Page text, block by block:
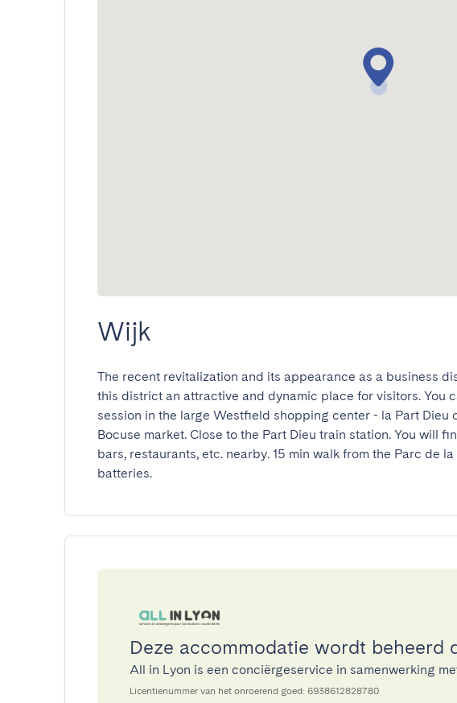
Wijk
The recent revitalization and its appearance as a business
this district an attractive and dynamic place for visitors. You
session in the large Westfield shopping center - la Part Dieu
Bocuse market. Close to the Part Dieu train station. You will
bars, restaurants, etc. nearby. 15 min walk from the Parc de
batteries.
Deze accommodatie wordt beheerd
All in Lyon is een conciërgeservice in samenwerking
Licentienummer van het onroerend goed: 6938612828780